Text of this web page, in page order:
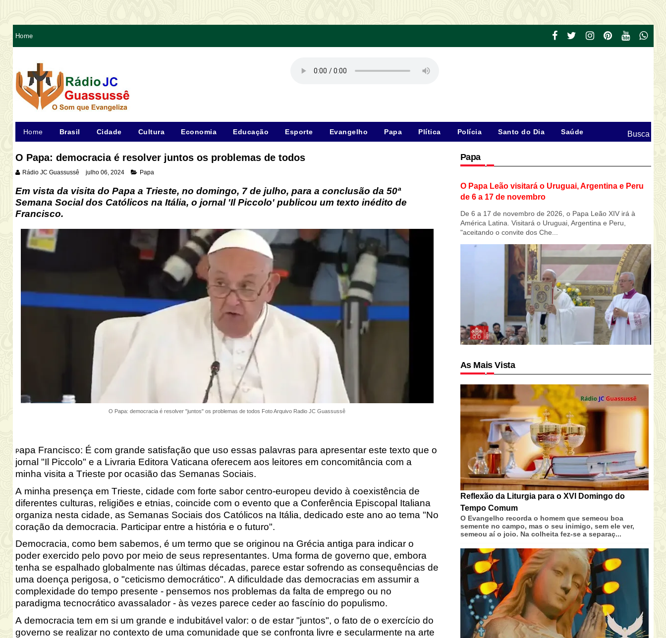
Home
Home Brasil Cidade Cultura Economia Educação Esporte Evangelho Papa Plítica Polícia Santo do Dia Saúde Busca
O Papa: democracia é resolver juntos os problemas de todos
Rádio JC Guassussê julho 06, 2024 Papa
Em vista da visita do Papa a Trieste, no domingo, 7 de julho, para a conclusão da 50ª
Semana Social dos Católicos na Itália, o jornal 'Il Piccolo' publicou um texto inédito de
Francisco.
O Papa: democracia é resolver "juntos" os problemas de todos Foto Arquivo Radio JC Guassussê
Papa Francisco: É com grande satisfação que uso essas palavras para apresentar este texto que o
jornal "Il Piccolo" e a Livraria Editora Vaticana oferecem aos leitores em concomitância com a
minha visita a Trieste por ocasião das Semanas Sociais.
A minha presença em Trieste, cidade com forte sabor centro-europeu devido à coexistência de
diferentes culturas, religiões e etnias, coincide com o evento que a Conferência Episcopal Italiana
organiza nesta cidade, as Semanas Sociais dos Católicos na Itália, dedicado este ano ao tema "No
coração da democracia. Participar entre a história e o futuro".
Democracia, como bem sabemos, é um termo que se originou na Grécia antiga para indicar o
poder exercido pelo povo por meio de seus representantes. Uma forma de governo que, embora
tenha se espalhado globalmente nas últimas décadas, parece estar sofrendo as consequências de
uma doença perigosa, o "ceticismo democrático". A dificuldade das democracias em assumir a
complexidade do tempo presente - pensemos nos problemas da falta de emprego ou no
paradigma tecnocrático avassalador - às vezes parece ceder ao fascínio do populismo.
A democracia tem em si um grande e indubitável valor: o de estar "juntos", o fato de o exercício do
governo se realizar no contexto de uma comunidade que se confronta livre e secularmente na arte
Papa
O Papa Leão visitará o Uruguai, Argentina e Peru
de 6 a 17 de novembro
De 6 a 17 de novembro de 2026, o Papa Leão XIV irá à
América Latina. Visitará o Uruguai, Argentina e Peru,
"aceitando o convite dos Che...
As Mais Vista
Reflexão da Liturgia para o XVI Domingo do
Tempo Comum
O Evangelho recorda o homem que semeou boa
semente no campo, mas o seu inimigo, sem ele ver,
semeou aí o joio. Na colheita fez-se a separaç...